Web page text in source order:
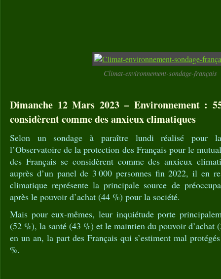
Climat-environnement-sondage-français
Dimanche 12 Mars 2023 – Environnement :
considèrent comme des anxieux climatiques
Selon un sondage à paraître lundi réalisé pour
l’Observatoire de la protection des Français pour le
des Français se considèrent comme des anxieux
auprès d’un panel de 3 000 personnes fin 2022, il en
climatique représente la principale source de
après le pouvoir d’achat (44 %) pour la société.
Mais pour eux-mêmes, leur inquiétude porte
(52 %), la santé (43 %) et le maintien du pouvoir d’achat
en un an, la part des Français qui s’estiment mal
%.